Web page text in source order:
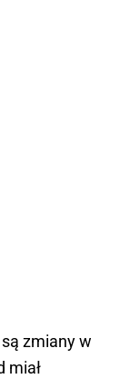
zmiany w
miał